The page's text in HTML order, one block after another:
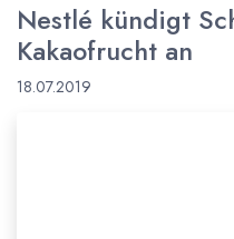
Nestlé kündigt
Kakaofrucht an
18.07.2019